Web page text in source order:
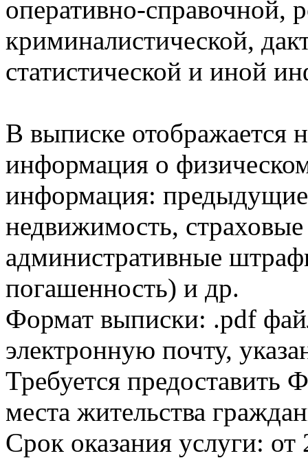
оперативно-справочной,
криминалистической,
статистической и иной
В выписке отображается
информация о
информация:
недвижимость,
административные
погашенность) и др.
Формат выписки: .pdf
электронную почту,
Требуется
места жительства
Срок оказания услуги: от